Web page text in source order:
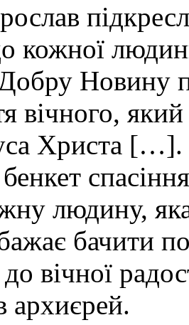
кожної
Новину
вічного,
Христа […].
людину,
бачити
вічної
архиєрей.